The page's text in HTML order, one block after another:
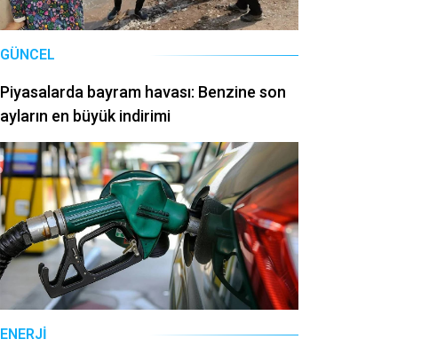
GÜNCEL
Piyasalarda bayram havası: Benzine son
ayların en büyük indirimi
ENERJI